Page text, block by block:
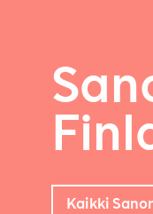
Kaikki